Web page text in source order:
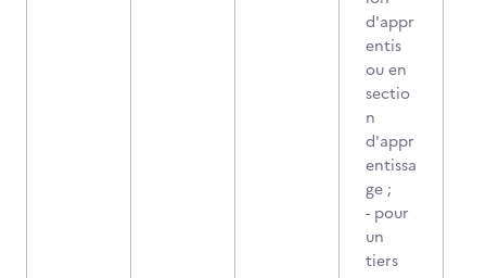
d'appr
entis
ou en
sectio
n
d'appr
entissa
ge ;
- pour
un
tiers